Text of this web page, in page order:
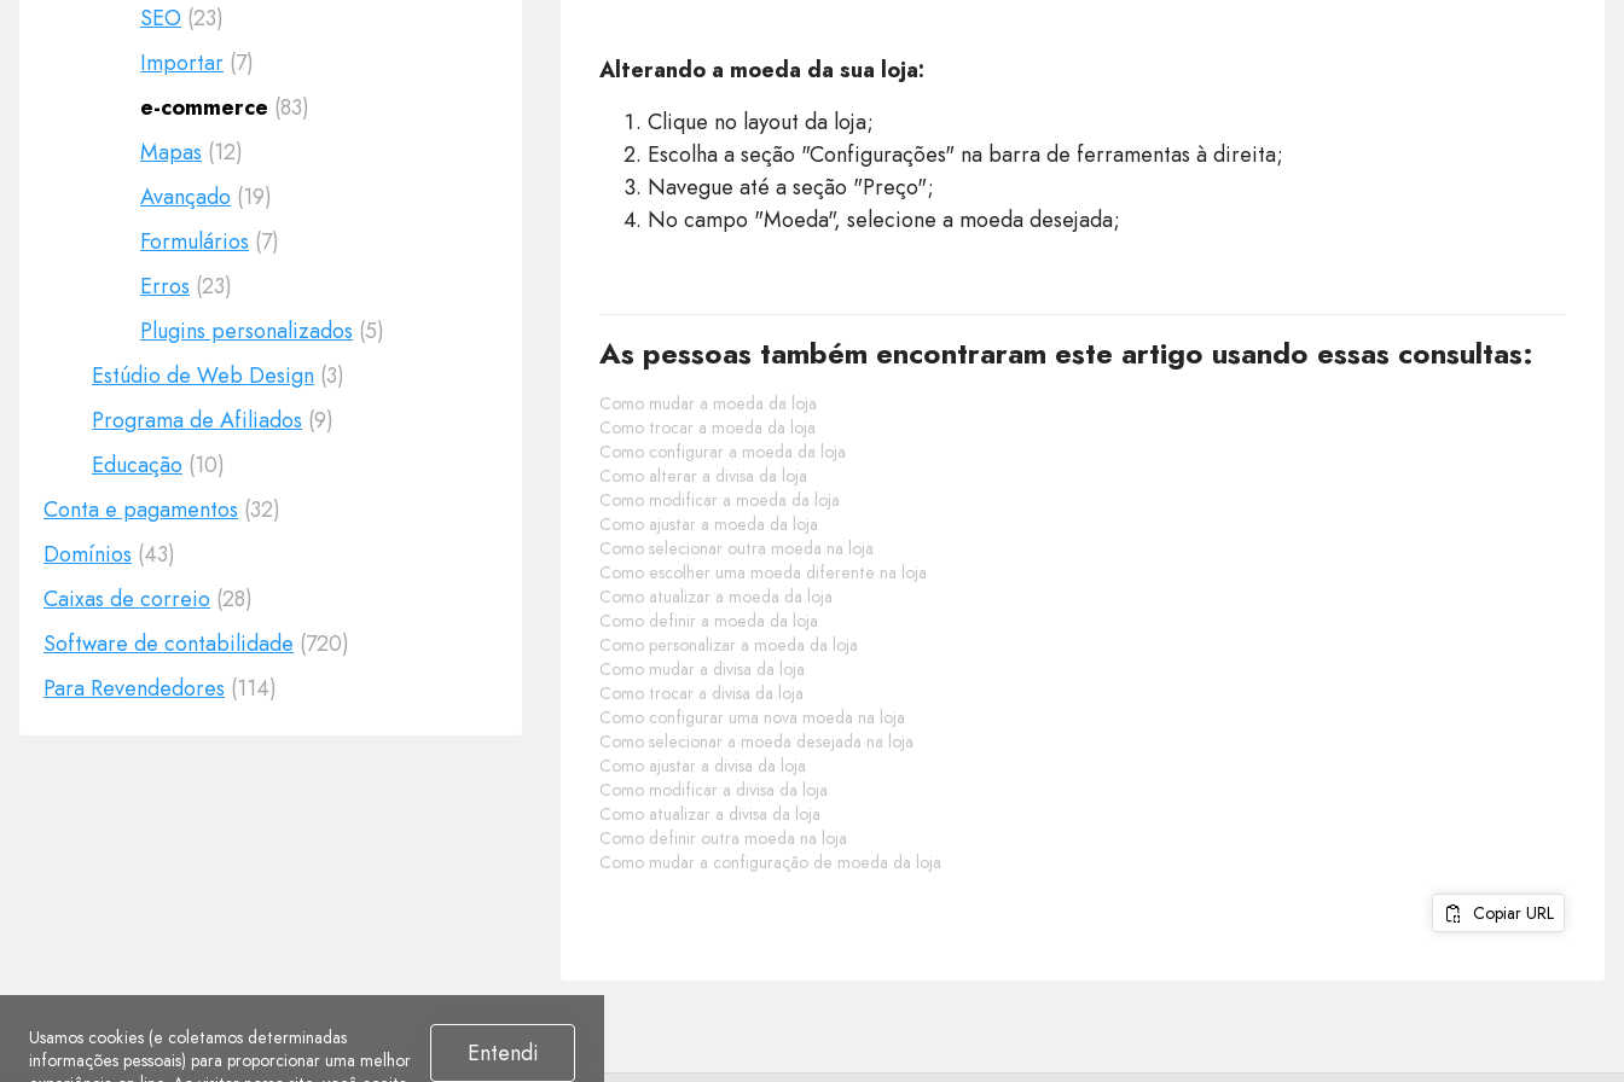
SEO (23)
Importar (7)
e-commerce (83)
Mapas (12)
Avançado (19)
Formulários (7)
Erros (23)
Plugins personalizados (5)
Estúdio de Web Design (3)
Programa de Afiliados (9)
Educação (10)
Conta e pagamentos (32)
Domínios (43)
Caixas de correio (28)
Software de contabilidade (720)
Para Revendedores (114)
Alterando a moeda da sua loja:
Clique no layout da loja;
Escolha a seção "Configurações" na barra de ferramentas à direita;
Navegue até a seção "Preço";
No campo "Moeda", selecione a moeda desejada;
As pessoas também encontraram este artigo usando essas consultas:
Como mudar a moeda da loja
Como trocar a moeda da loja
Como configurar a moeda da loja
Como alterar a divisa da loja
Como modificar a moeda da loja
Como ajustar a moeda da loja
Como selecionar outra moeda na loja
Como escolher uma moeda diferente na loja
Como atualizar a moeda da loja
Como definir a moeda da loja
Como personalizar a moeda da loja
Como mudar a divisa da loja
Como trocar a divisa da loja
Como configurar uma nova moeda na loja
Como selecionar a moeda desejada na loja
Como ajustar a divisa da loja
Como modificar a divisa da loja
Como atualizar a divisa da loja
Como definir outra moeda na loja
Como mudar a configuração de moeda da loja
Copiar URL
Usamos cookies (e coletamos determinadas
informações pessoais) para proporcionar uma melhor
Entendi